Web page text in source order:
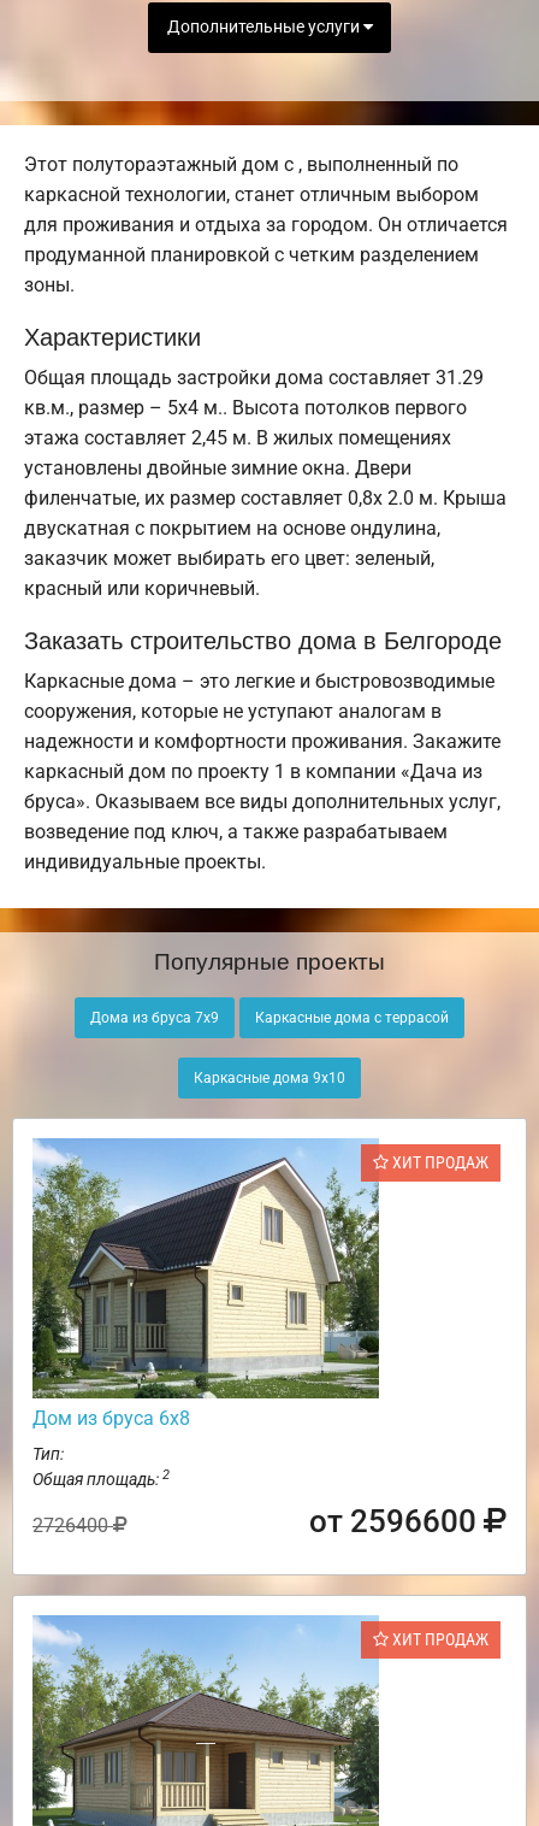
Дополнительные услуги
Этот полутораэтажный дом с , выполненный по
каркасной технологии, станет отличным выбором
для проживания и отдыха за городом. Он отличается
продуманной планировкой с четким разделением
зоны.
Характеристики
Общая площадь застройки дома составляет 31.29
кв.м., размер – 5х4 м.. Высота потолков первого
этажа составляет 2,45 м. В жилых помещениях
установлены двойные зимние окна. Двери
филенчатые, их размер составляет 0,8x 2.0 м. Крыша
двускатная с покрытием на основе ондулина,
заказчик может выбирать его цвет: зеленый,
красный или коричневый.
Заказать строительство дома в Белгороде
Каркасные дома – это легкие и быстровозводимые
сооружения, которые не уступают аналогам в
надежности и комфортности проживания. Закажите
каркасный дом по проекту 1 в компании «Дача из
бруса». Оказываем все виды дополнительных услуг,
возведение под ключ, а также разрабатываем
индивидуальные проекты.
Популярные проекты
Дома из бруса 7х9 Каркасные дома с террасой
Каркасные дома 9х10
ХИТ ПРОДАЖ
Дом из бруса 6х8
Тип:
Общая площадь: 2
2726400 от 2596600
ХИТ ПРОДАЖ